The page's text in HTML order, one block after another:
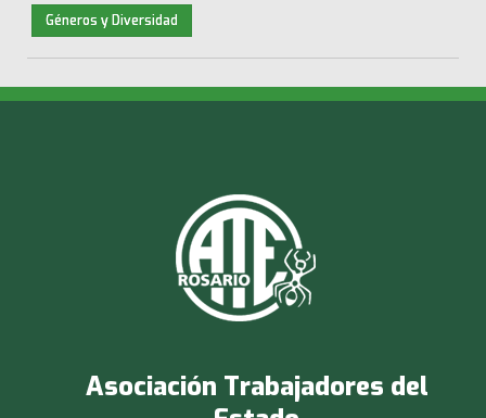
Géneros y Diversidad
Asociación Trabajadores del